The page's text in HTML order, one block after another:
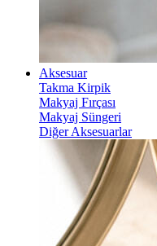
Aksesuar
Takma Kirpik
Makyaj Fırçası
Makyaj Süngeri
Diğer Aksesuarlar